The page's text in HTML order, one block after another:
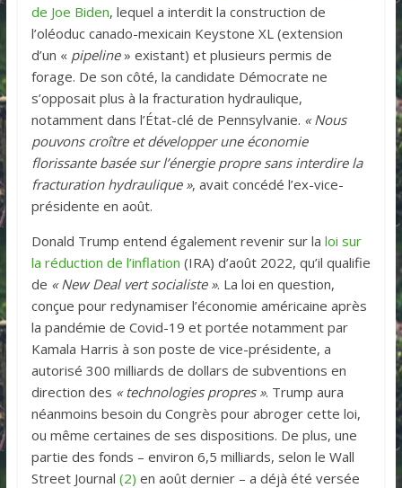
de Joe Biden, lequel a interdit la construction de
l’oléoduc canado-mexicain Keystone XL (extension
d’un « pipeline» existant) et plusieurs permis de
forage. De son côté, la candidate Démocrate ne
s’opposait plus à la fracturation hydraulique,
notamment dans l’État-clé de Pennsylvanie. « Nous
pouvons croître et développer une économie
florissante basée sur l’énergie propre sans interdire la
fracturation hydraulique », avait concédé l’ex-vice-
présidente en août.
Donald Trump entend également revenir sur la loi sur
la réduction de l’inflation (IRA) d’août 2022, qu’il qualifie
de « New Deal vert socialiste ». La loi en question,
conçue pour redynamiser l’économie américaine après
la pandémie de Covid-19 et portée notamment par
Kamala Harris à son poste de vice-présidente, a
autorisé 300 milliards de dollars de subventions en
direction des « technologies propres ». Trump aura
néanmoins besoin du Congrès pour abroger cette loi,
ou même certaines de ses dispositions. De plus, une
partie des fonds – environ 6,5 milliards, selon le Wall
Street Journal (2) en août dernier – a déjà été versée